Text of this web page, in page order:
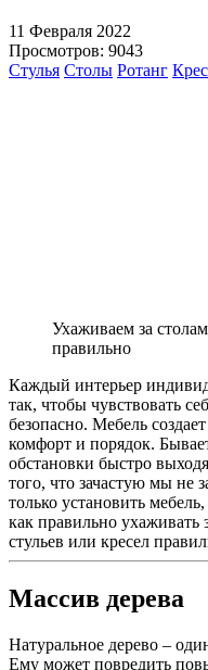
11 Февраля 2022
Просмотров: 9043
Стулья Столы Ротанг
Ухаживаем за
правильно
Каждый интерьер
так, чтобы чувствовать
безопасно. Мебель
комфорт и порядок.
обстановки быстро
того, что зачастую мы не
только установить
как правильно
стульев или кресел
Массив дерева
Натуральное дерево –
Ему может повредить